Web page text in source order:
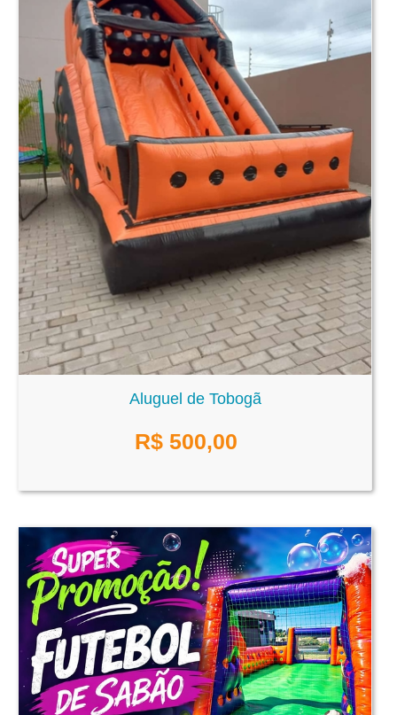
Aluguel de Tobogã
R$ 500,00